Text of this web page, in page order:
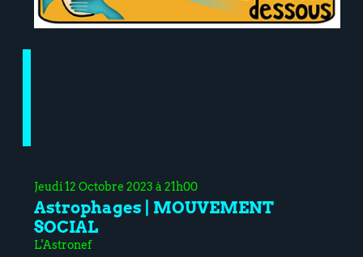
Jeudi 12 Octobre 2023 à 21h00
Astrophages | MOUVEMENT
SOCIAL
L'Astronef